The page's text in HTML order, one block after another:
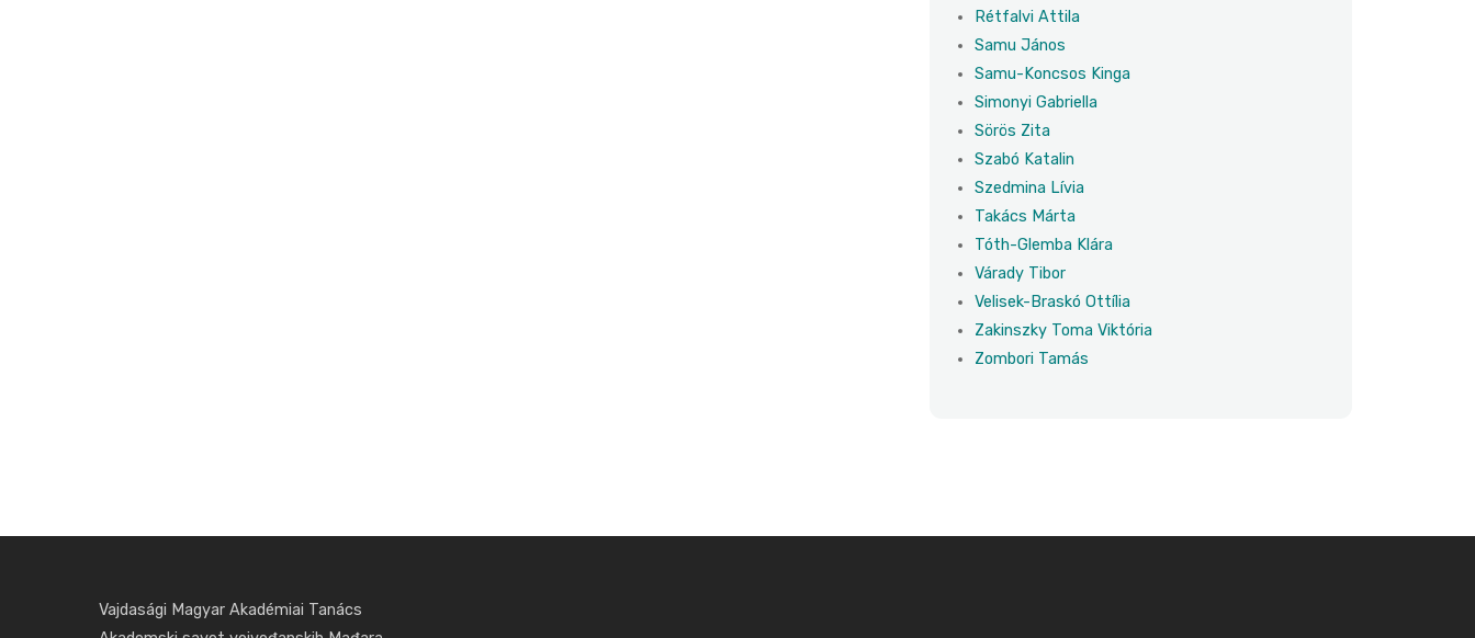
Rétfalvi Attila
Samu János
Samu-Koncsos Kinga
Simonyi Gabriella
Sörös Zita
Szabó Katalin
Szedmina Lívia
Takács Márta
Tóth-Glemba Klára
Várady Tibor
Velisek-Braskó Ottília
Zakinszky Toma Viktória
Zombori Tamás
Vajdasági Magyar Akadémiai Tanács